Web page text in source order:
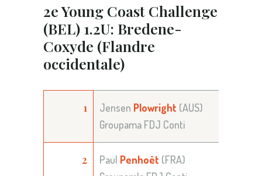
2e Young Coast Challenge
(BEL) 1.2U: Bredene-
Coxyde (Flandre
occidentale)
1 Jensen Plowright (AUS)
Groupama FDJ Conti
2 Paul Penhoët (FRA)